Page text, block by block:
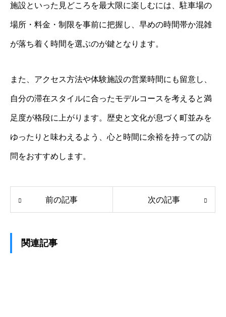
施設といった見どころを最大限に楽しむには、駐車場の
場所・料金・制限を事前に把握し、早めの時間帯か混雑
が落ち着く時間を選ぶのが鍵となります。
また、アクセス方法や体験施設の営業時間にも留意し、
自分の滞在スタイルに合ったモデルコースを考えると満
足度が格段に上がります。歴史と文化が息づく町並みを
ゆったりと味わえるよう、心と時間に余裕を持っての訪
問をおすすめします。
前の記事 次の記事
関連記事